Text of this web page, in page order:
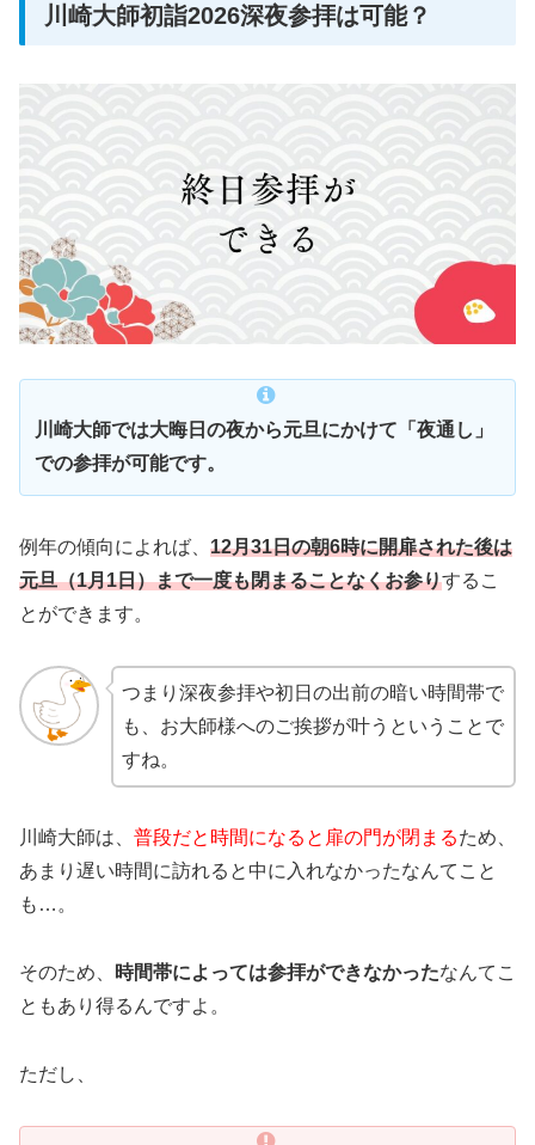
川崎大師初詣2026深夜参拝は可能？
川崎大師では大晦日の夜から元旦にかけて「夜通し」
での参拝が可能です。
例年の傾向によれば、 12月31日の朝6時に開扉された後は
元旦（1月1日）まで一度も閉まることなくお参りするこ
とができます。
つまり深夜参拝や初日の出前の暗い時間帯で
も、お大師様へのご挨拶が叶うということで
すね。
川崎大師は、 普段だと時間になると扉の門が閉まるため、
あまり遅い時間に訪れると中に入れなかったなんてこと
も…。
そのため、 時間帯によっては参拝ができなかったなんてこ
ともあり得るんですよ。
ただし、